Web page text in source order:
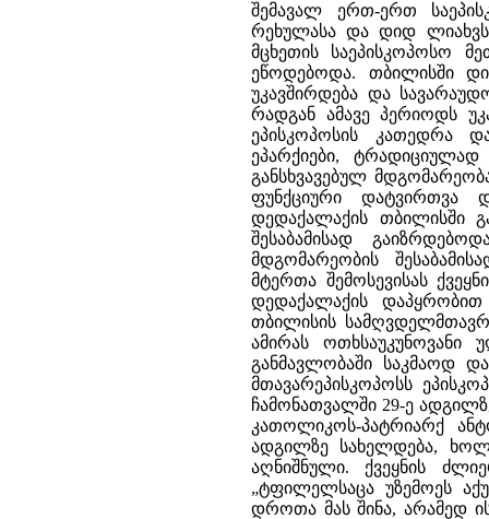
შემავალ ერთ-ერთ
რეხულასა და დიდ
მცხეთის საეპისკოპოსო
ეწოდებოდა. თბილისში
უკავშირდება და
რადგან ამავე პერიოდს
ეპისკოპოსის კათედრა
ეპარქიები,
განსხვავებულ
ფუნქციური დატვირთვა
დედაქალაქის თბილისში
შესაბამისად
მდგომარეობის
მტერთა შემოსევისას
დედაქალაქის
თბილისის
ამირას
განმავლობაში საკმაოდ
მთავარეპისკოპოსს
ჩამონათვალში 29-ე
კათოლიკოს-პატრიარქ
ადგილზე სახელდება,
აღნიშნული. ქვეყნის
„ტფილელსაცა უზემოეს
დროთა მას შინა, არამედ